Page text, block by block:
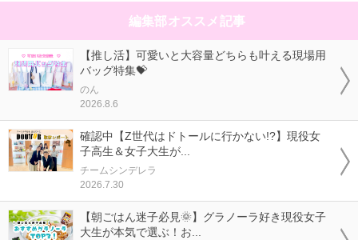
編集部オススメ記事
【推し活】可愛いと大容量どちらも叶える現場用
バッグ特集💝
のん
2026.8.6
確認中【Z世代はドトールに行かない!?】現役女
子高生＆女子大生が...
チームシンデレラ
2026.7.30
【朝ごはん迷子必見🌞】グラノーラ好き現役女子
大生が本気で選ぶ！お...